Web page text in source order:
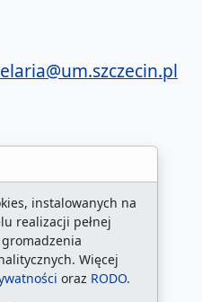
instalowanych na
realizacji pełnej
Więcej
oraz RODO.